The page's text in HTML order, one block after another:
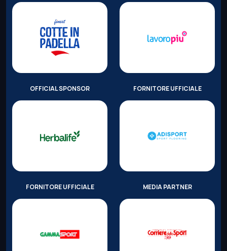
OFFICIAL SPONSOR FORNITORE UFFICIALE
FORNITORE UFFICIALE MEDIA PARTNER